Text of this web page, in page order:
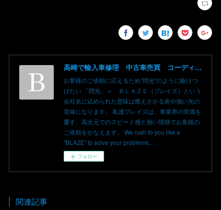
高崎で輸入車修理 中古車売買 コーディングならBLAZE（ブレイズ）へ│BLAZE Total Car Support & Modify in Takasaki Gunma
お客様のご依頼に応えるため”閃光”のように駆けつ
けたい 「閃光」＝ ＢＬＡＺＥ（ブレイズ）という
会社名に込められた意味は燃えさかる炎や強い光の
意味になります。 私達ブレイズは、車業界の常識を
覆す、高次元でのスピード感と熱い情熱でお客様の
ご依頼をかなえます。 We rush to you like a
"BLAZE" to solve your problems...
フォロー
関連記事